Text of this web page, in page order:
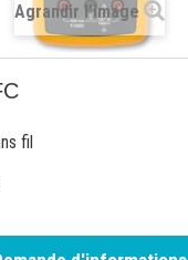
Agrandir l'image
fil